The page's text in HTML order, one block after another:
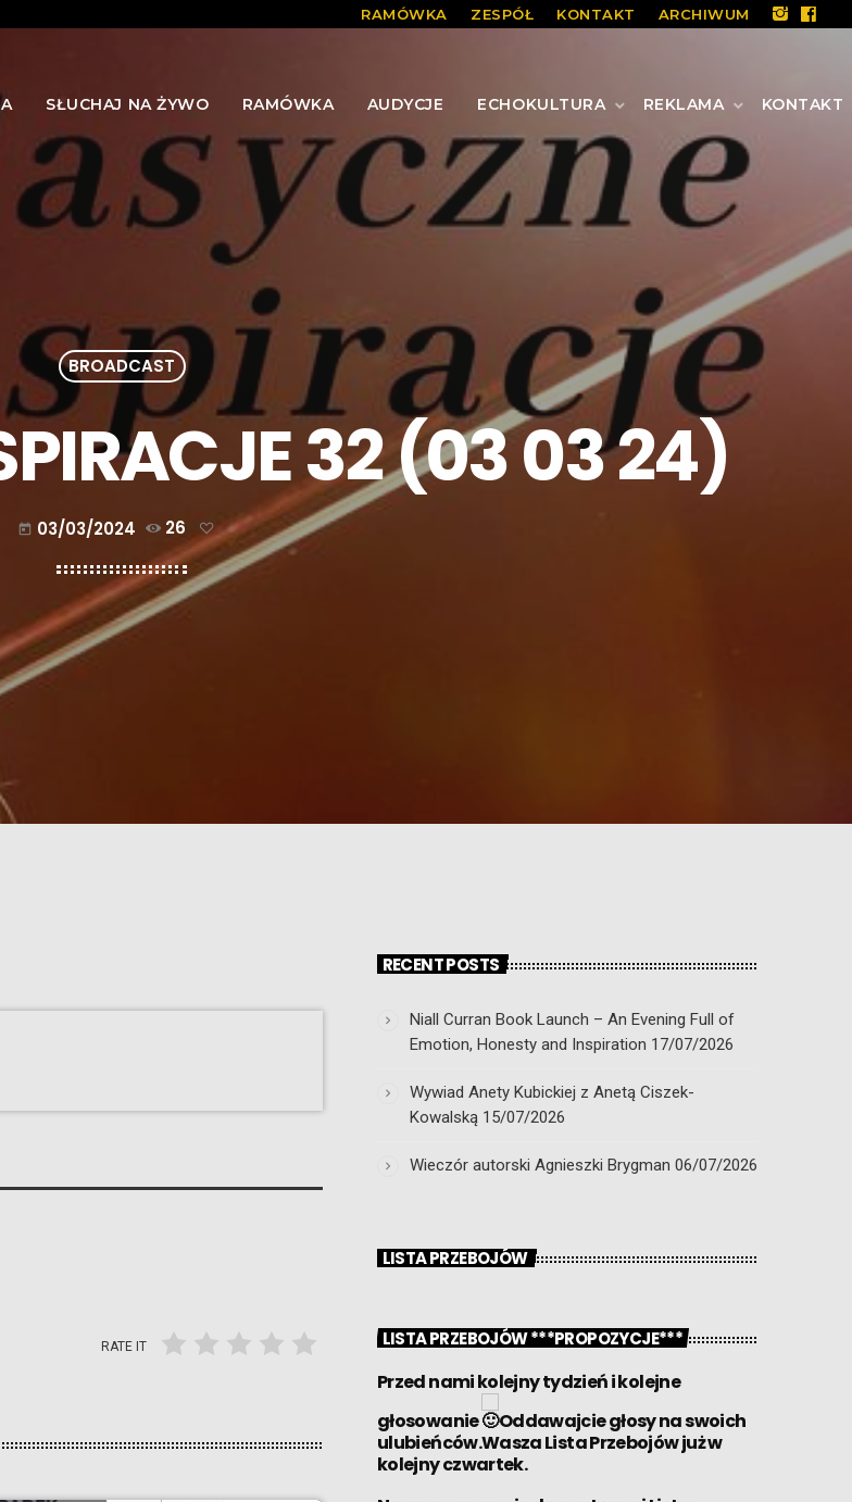
RAMÓWKA ZESPÓŁ KONTAKT ARCHIWUM
SŁUCHAJ NA ŻYWO RAMÓWKA AUDYCJE ECHOKULTURA REKLAMA KONTAKT
BROADCAST
32 (03 03 24)
today 03/03/2024 26
RATE IT
RECENT POSTS
Niall Curran Book Launch – An Evening Full of
Emotion, Honesty and Inspiration 17/07/2026
Wywiad Anety Kubickiej z Anetą Ciszek-
Kowalską 15/07/2026
Wieczór autorski Agnieszki Brygman 06/07/2026
LISTA PRZEBOJÓW
LISTA PRZEBOJÓW ***PROPOZYCJE***
Przed nami kolejny tydzień i kolejne
głosowanie
Oddawajcie głosy na swoich
ulubieńców.Wasza Lista Przebojów już w
kolejny czwartek.